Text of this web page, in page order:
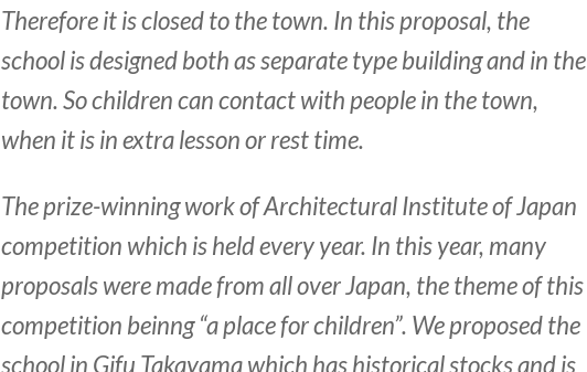
Therefore it is closed to the town. In this proposal, the
school is designed both as separate type building and in the
town. So children can contact with people in the town,
when it is in extra lesson or rest time.
The prize-winning work of Architectural Institute of Japan
competition which is held every year. In this year, many
proposals were made from all over Japan, the theme of this
competition beinng “a place for children”. We proposed the
school in Gifu Takayama which has historical stocks and is